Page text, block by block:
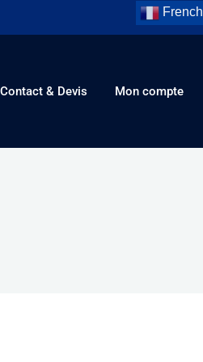
Contact & Devis Mon compte
French